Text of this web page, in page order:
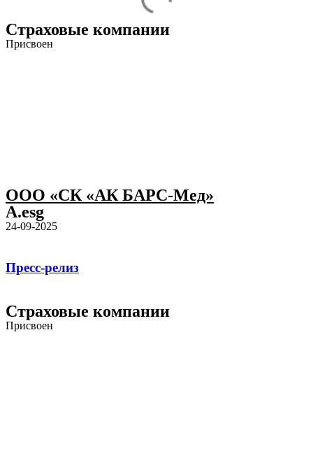
Страховые компании
Присвоен
ООО «СК «АК БАРС-Мед»
A.esg
24-09-2025
Пресс-релиз
Страховые компании
Присвоен